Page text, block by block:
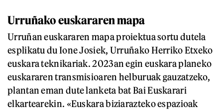
Urruñako euskararen mapa
Urruñan euskararen mapa proiektua sortu dutela
esplikatu du Ione Josiek, Urruñako Herriko Etxeko
euskara teknikariak. 2023an egin euskara planeko
euskararen transmisioaren helburuak gauzatzeko,
plantan eman dute lanketa bat Bai Euskarari
elkartearekin. «Euskara biziarazteko espazioak